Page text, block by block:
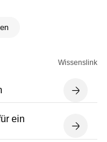
Wissenslink
ein